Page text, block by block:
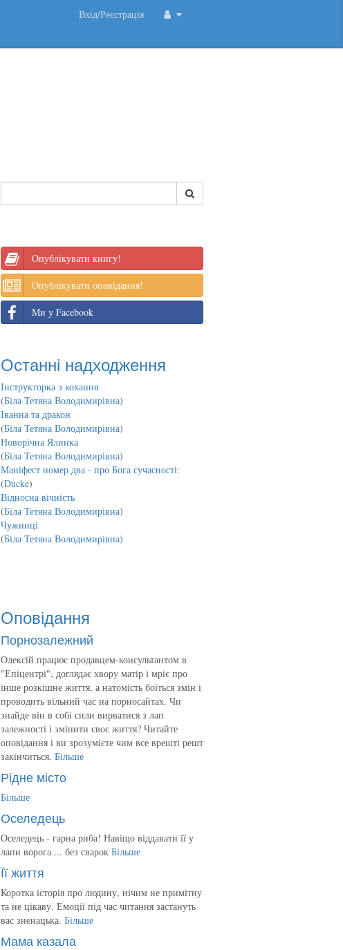
Вхід/Реєстрація
Опублікувати книгу!
Опублікувати оповідання!
Ми у Facebook
Останні надходження
Інструкторка з кохання
(Біла Тетяна Володимирівна)
Іванна та дракон
(Біла Тетяна Володимирівна)
Новорічна Ялинка
(Біла Тетяна Володимирівна)
Маніфест номер два - про Бога сучасності:
(Ducke)
Відносна вічність
(Біла Тетяна Володимирівна)
Чужинці
(Біла Тетяна Володимирівна)
Оповідання
Порнозалежний
Олексій працює продавцем-консультантом в
"Епіцентрі", доглядає хвору матір і мріє про
інше розкішне життя, а натомість боїться змін і
проводить вільний час на порносайтах. Чи
знайде він в собі сили вирватися з лап
залежності і змінити своє життя? Читайте
оповідання і ви зрозумієте чим все врешті решт
закінчиться. Більше
Рідне місто
Більше
Оселедець
Оселедець - гарна риба! Навіщо віддавати її у
лапи ворога ... без сварок Більше
Її життя
Коротка історія про людину, нічим не примітну
та не цікаву. Емоції під час читання застануть
вас зненацька. Більше
Мама казала